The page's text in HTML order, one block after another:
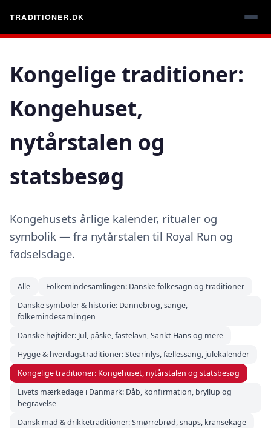
TRADITIONER.DK
Kongelige traditioner:
Kongehuset,
nytårstalen og
statsbesøg
Kongehusets årlige kalender, ritualer og
symbolik — fra nytårstalen til Royal Run og
fødselsdage.
Alle
Folkemindesamlingen: Danske folkesagn og traditioner
Danske symboler & historie: Dannebrog, sange,
folkemindesamlingen
Danske højtider: Jul, påske, fastelavn, Sankt Hans og mere
Hygge & hverdagstraditioner: Stearinlys, fællessang, julekalender
Kongelige traditioner: Kongehuset, nytårstalen og statsbesøg
Livets mærkedage i Danmark: Dåb, konfirmation, bryllup og
begravelse
Dansk mad & drikketraditioner: Smørrebrød, snaps, kransekage